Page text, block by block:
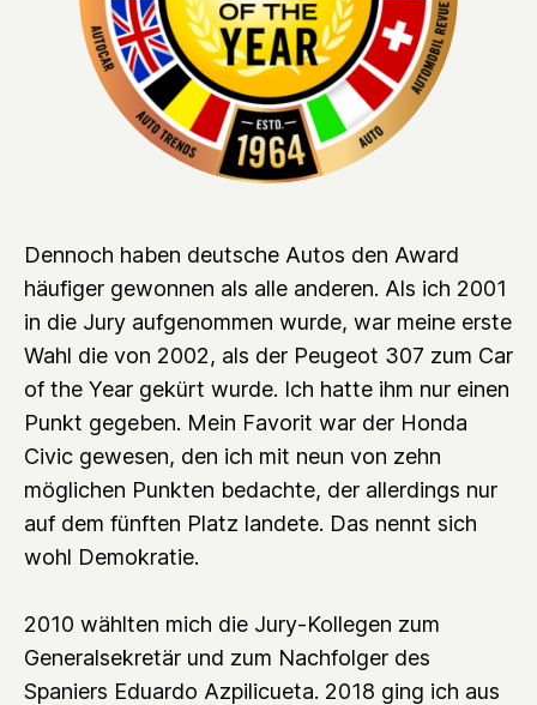
Dennoch haben deutsche Autos den Award
häufiger gewonnen als alle anderen. Als ich 2001
in die Jury aufgenommen wurde, war meine erste
Wahl die von 2002, als der Peugeot 307 zum Car
of the Year gekürt wurde. Ich hatte ihm nur einen
Punkt gegeben. Mein Favorit war der Honda
Civic gewesen, den ich mit neun von zehn
möglichen Punkten bedachte, der allerdings nur
auf dem fünften Platz landete. Das nennt sich
wohl Demokratie.
2010 wählten mich die Jury-Kollegen zum
Generalsekretär und zum Nachfolger des
Spaniers Eduardo Azpilicueta. 2018 ging ich aus